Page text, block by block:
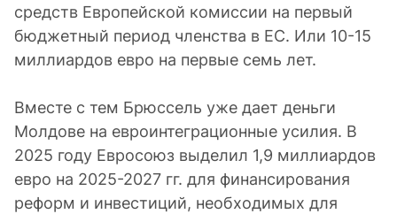
средств Европейской комиссии на первый
бюджетный период членства в ЕС. Или 10-15
миллиардов евро на первые семь лет.
Вместе с тем Брюссель уже дает деньги
Молдове на евроинтеграционные усилия. В
2025 году Евросоюз выделил 1,9 миллиардов
евро на 2025-2027 гг. для финансирования
реформ и инвестиций, необходимых для